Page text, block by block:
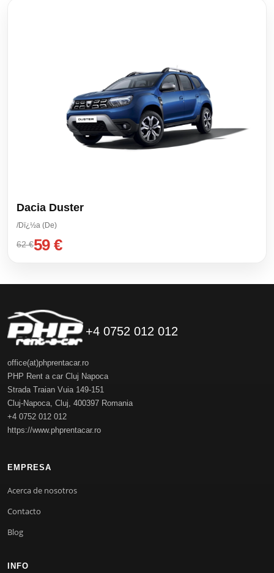
Dacia Duster
/Dï¿½a (De)
62 €59 €
+4 0752 012 012
office(at)phprentacar.ro
PHP Rent a car Cluj Napoca
Strada Traian Vuia 149-151
Cluj-Napoca Cluj 400397 Romania
+4 0752 012 012
https://www.phprentacar.ro
EMPRESA
Acerca de nosotros
Contacto
Blog
INFO